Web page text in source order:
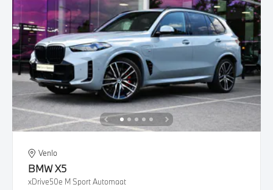
Venlo
BMWX5
xDrive50e M Sport Automaat